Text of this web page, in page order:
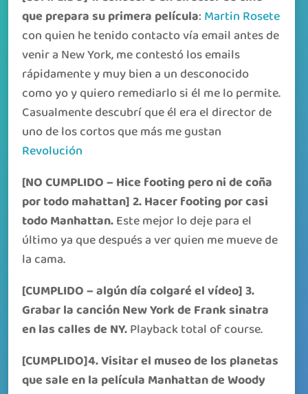
que prepara su primera película: Martin Rosete
con quien he tenido contacto vía email antes de
venir a New York, me contestó los emails
rápidamente y muy bien a un desconocido
como yo y quiero remediarlo si él me lo permite.
Casualmente descubrí que él era el director de
uno de los cortos que más me gustan
Revolución
[NO CUMPLIDO – Hice footing pero ni de coña
por todo mahattan] 2. Hacer footing por casi
todo Manhattan.Este mejor lo deje para el
último ya que después a ver quien me mueve de
la cama.
[CUMPLIDO – algún día colgaré el vídeo] 3.
Grabar la canción New York de Frank sinatra
en las calles de NY.Playback total of course.
[CUMPLIDO]4. Visitar el museo de los planetas
que sale en la película Manhattan de Woody